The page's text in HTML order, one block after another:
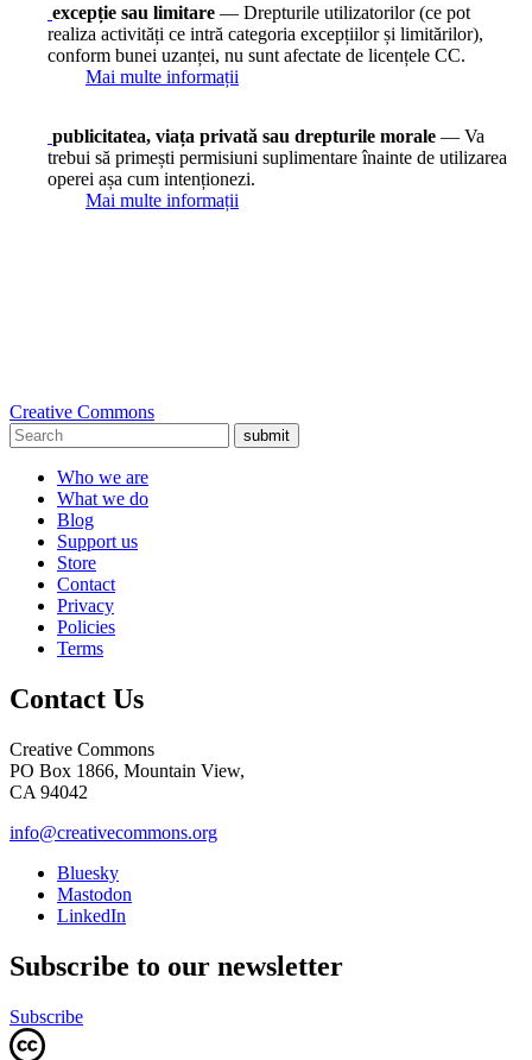
excepție sau limitare — Drepturile utilizatorilor (ce pot
realiza activități ce intră categoria excepțiilor și limitărilor),
conform bunei uzanței, nu sunt afectate de licențele CC.
Mai multe informații
publicitatea, viața privată sau drepturile morale — Va
trebui să primești permisiuni suplimentare înainte de utilizarea
operei așa cum intenționezi.
Mai multe informații
Creative Commons
submit
Who we are
What we do
Blog
Support us
Store
Contact
Privacy
Policies
Terms
Contact Us
Creative Commons
PO Box 1866, Mountain View,
CA 94042
info@creativecommons.org
Bluesky
Mastodon
LinkedIn
Subscribe to our newsletter
Subscribe